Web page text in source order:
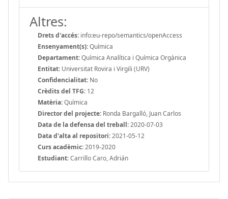
Altres:
Drets d'accés: info:eu-repo/semantics/openAccess
Ensenyament(s):Química
Departament:Química Analítica i Química Orgànica
Entitat: Universitat Rovira i Virgili (URV)
Confidencialitat: No
Crèdits del TFG: 12
Matèria:Química
Director del projecte: Ronda Bargalló, Juan Carlos
Data de la defensa del treball:2020-07-03
Data d'alta al repositori:2021-05-12
Curs acadèmic:2019-2020
Estudiant:Carrillo Caro, Adrián